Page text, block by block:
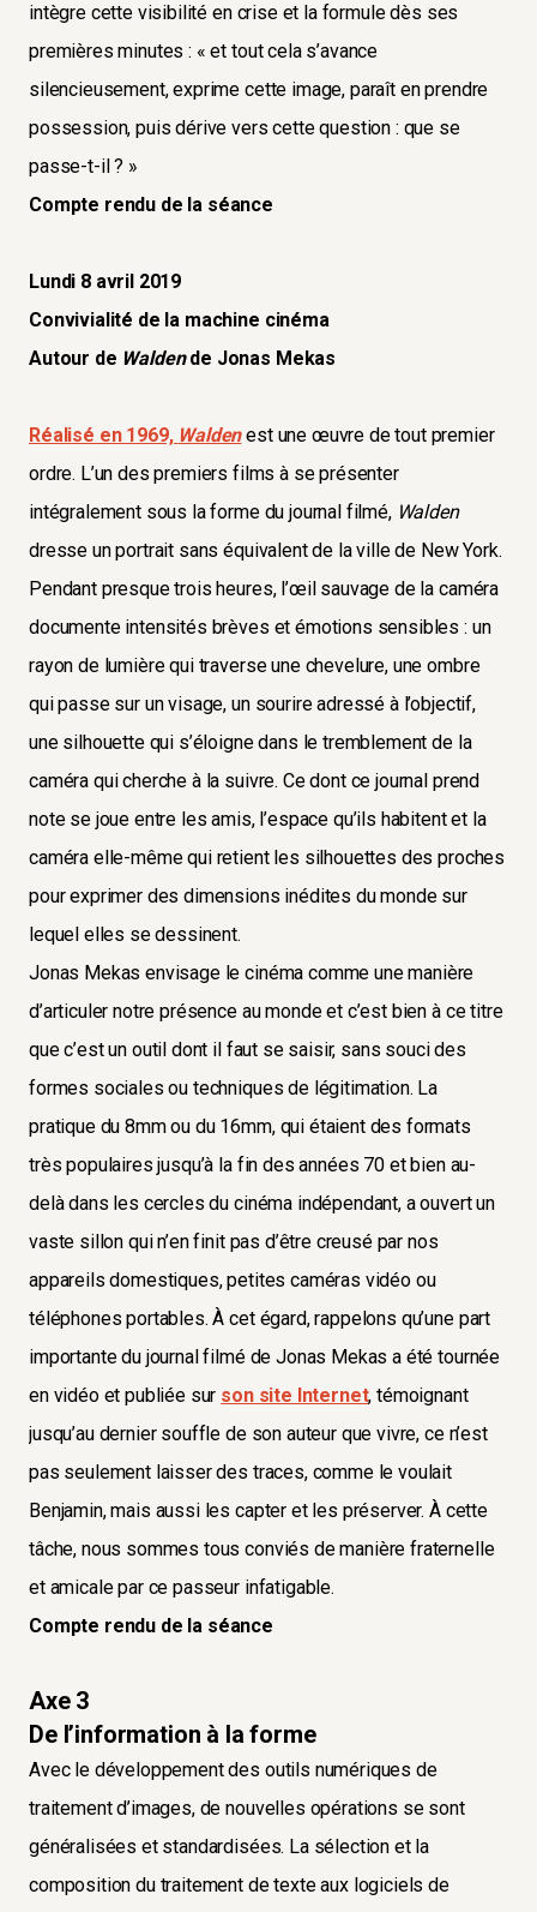
intègre cette visibilité en crise et la formule dès ses
premières minutes : « et tout cela s’avance
silencieusement, exprime cette image, paraît en prendre
possession, puis dérive vers cette question : que se
passe-t-il ? »
Compte rendu de la séance
Lundi 8 avril 2019
Convivialité de la machine cinéma
Autour de Waldende Jonas Mekas
Réalisé en 1969, Waldenest une œuvre de tout premier
ordre. L’un des premiers films à se présenter
intégralement sous la forme du journal filmé, Walden
dresse un portrait sans équivalent de la ville de New York.
Pendant presque trois heures, l’œil sauvage de la caméra
documente intensités brèves et émotions sensibles : un
rayon de lumière qui traverse une chevelure, une ombre
qui passe sur un visage, un sourire adressé à l’objectif,
une silhouette qui s’éloigne dans le tremblement de la
caméra qui cherche à la suivre. Ce dont ce journal prend
note se joue entre les amis, l’espace qu’ils habitent et la
caméra elle-même qui retient les silhouettes des proches
pour exprimer des dimensions inédites du monde sur
lequel elles se dessinent.
Jonas Mekas envisage le cinéma comme une manière
d’articuler notre présence au monde et c’est bien à ce titre
que c’est un outil dont il faut se saisir, sans souci des
formes sociales ou techniques de légitimation. La
pratique du 8mm ou du 16mm, qui étaient des formats
très populaires jusqu’à la fin des années 70 et bien au-
delà dans les cercles du cinéma indépendant, a ouvert un
vaste sillon qui n’en finit pas d’être creusé par nos
appareils domestiques, petites caméras vidéo ou
téléphones portables. À cet égard, rappelons qu’une part
importante du journal filmé de Jonas Mekas a été tournée
en vidéo et publiée sur son site Internet, témoignant
jusqu’au dernier souffle de son auteur que vivre, ce n’est
pas seulement laisser des traces, comme le voulait
Benjamin, mais aussi les capter et les préserver. À cette
tâche, nous sommes tous conviés de manière fraternelle
et amicale par ce passeur infatigable.
Compte rendu de la séance
Axe 3
De l’information à la forme
Avec le développement des outils numériques de
traitement d’images, de nouvelles opérations se sont
généralisées et standardisées. La sélection et la
composition du traitement de texte aux logiciels de